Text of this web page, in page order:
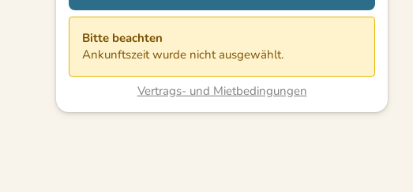
Bitte beachten
Ankunftszeit wurde nicht ausgewählt.
Vertrags- und Mietbedingungen